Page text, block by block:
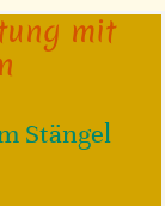
mit
Stängel